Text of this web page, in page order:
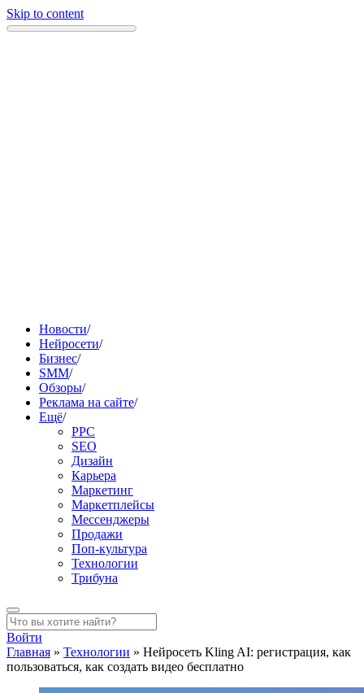
Skip to content
Новости/
Нейросети/
Бизнес/
SMM/
Обзоры/
Реклама на сайте/
Ещё/
PPC
SEO
Дизайн
Карьера
Маркетинг
Маркетплейсы
Мессенджеры
Продажи
Поп-культура
Технологии
Трибуна
Войти
Главная » Технологии » Нейросеть Kling AI: регистрация, как
пользоваться, как создать видео бесплатно